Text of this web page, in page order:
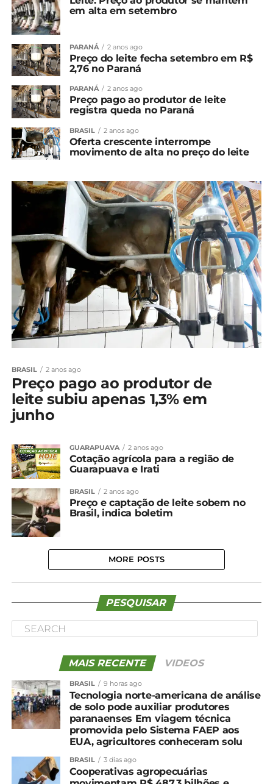
em alta em setembro
PARANÁ 2 anos ago
Preço do leite fecha setembro em R$
2,76 no Paraná
PARANÁ 2 anos ago
Preço pago ao produtor de leite
registra queda no Paraná
BRASIL 2 anos ago
Oferta crescente interrompe
movimento de alta no preço do leite
BRASIL 2 anos ago
Preço pago ao produtor de
leite subiu apenas 1,3% em
junho
GUARAPUAVA 2 anos ago
Cotação agrícola para a região de
Guarapuava e Irati
BRASIL 2 anos ago
Preço e captação de leite sobem no
Brasil, indica boletim
MORE POSTS
PESQUISAR
MAIS RECENTE VIDEOS
BRASIL 9 horas ago
Tecnologia norte-americana de análise
de solo pode auxiliar produtores
paranaenses Em viagem técnica
promovida pelo Sistema FAEP aos
EUA, agricultores conheceram solu
BRASIL 3 dias ago
Cooperativas agropecuárias